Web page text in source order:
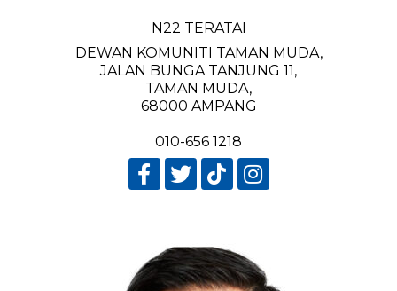
N22 TERATAI
DEWAN KOMUNITI TAMAN MUDA,
JALAN BUNGA TANJUNG 11,
TAMAN MUDA,
68000 AMPANG
010-656 1218